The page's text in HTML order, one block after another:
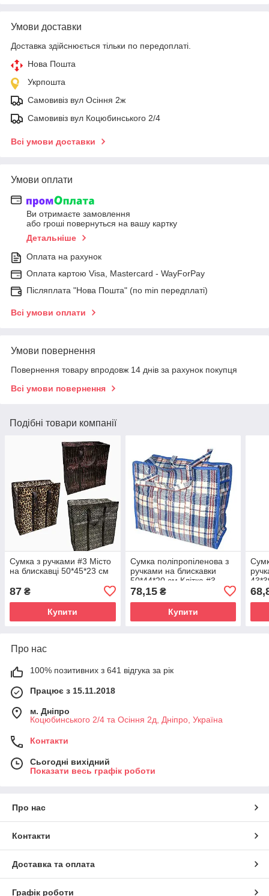
Умови доставки
Доставка здійснюється тільки по передоплаті.
Нова Пошта
Укрпошта
Самовивіз вул Осіння 2ж
Самовивіз вул Коцюбинського 2/4
Всі умови доставки
Умови оплати
Ви отримаєте замовлення
або гроші повернуться на вашу картку
Детальніше
Оплата на рахунок
Оплата картою Visa, Mastercard - WayForPay
Післяплата "Нова Пошта" (по min передплаті)
Всі умови оплати
Умови повернення
Повернення товару впродовж 14 днів за рахунок покупця
Всі умови повернення
Подібні товари компанії
Сумка з ручками #3 Місто
на блискавці 50*45*23 см
87 ₴
Купити
Сумка поліпропіленова з
ручками на блискавки
50*44*20 см Клітка #3
78,15₴
Купити
Про нас
100% позитивних з 641 відгука за рік
Працює з 15.11.2018
м. Дніпро
Коцюбинського 2/4 та Осіння 2д, Дніпро, Україна
Контакти
Сьогодні вихідний
Показати весь графік роботи
Про нас
Контакти
Доставка та оплата
Графік роботи